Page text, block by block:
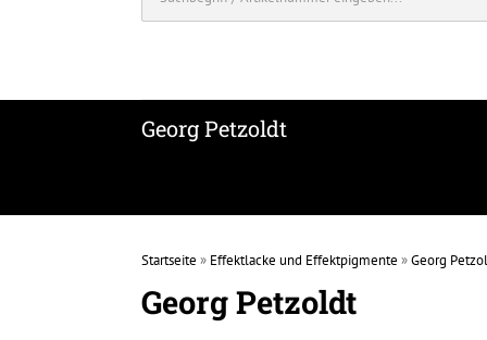
Georg Petzoldt
Startseite » Effektlacke und Effektpigmente »Georg
Georg Petzoldt